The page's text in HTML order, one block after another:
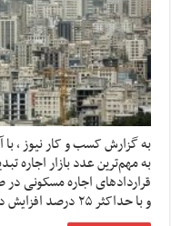
به مهم‌ترین عدد بازار اجاره
قراردادهای اجاره مسکونی
و با حداکثر ۲۵ درصد افزایش در اجاره‌بها و مبلغ رهن …